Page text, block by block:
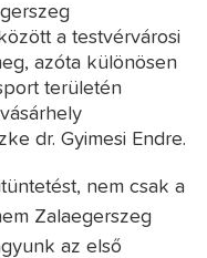
a testvérvárosi
azóta különösen
területén
dr. Gyimesi Endre.
nem csak a
Zalaegerszeg
az első